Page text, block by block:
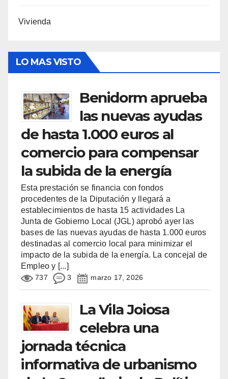
Vivienda
LO MAS VISTO
Benidorm aprueba
las nuevas ayudas
de hasta 1.000 euros al
comercio para compensar
la subida de la energía
Esta prestación se financia con fondos
procedentes de la Diputación y llegará a
establecimientos de hasta 15 actividades La
Junta de Gobierno Local (JGL) aprobó ayer las
bases de las nuevas ayudas de hasta 1.000 euros
destinadas al comercio local para minimizar el
impacto de la subida de la energía. La concejal de
Empleo y [...]
737 3 marzo 17, 2026
La Vila Joiosa
celebra una
jornada técnica
informativa de urbanismo